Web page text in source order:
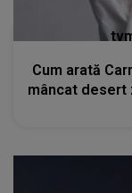
Cum arată
mâncat desert